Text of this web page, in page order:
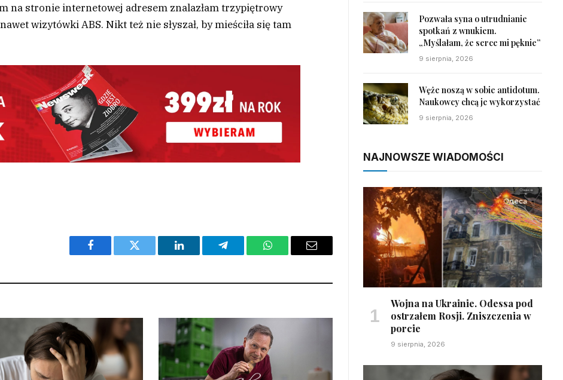
na stronie internetowej adresem znalazłam trzypiętrowy
wizytówki ABS. Nikt też nie słyszał, by mieściła się tam
Facebook Twitter LinkedIn Telegram WhatsAppEmail
Pozwała syna o utrudnianie
spotkań z wnukiem.
„Myślałam, że serce mi pęknie”
9 sierpnia, 2026
Węże noszą w sobie antidotum.
Naukowcy chcą je wykorzystać
9 sierpnia, 2026
NAJNOWSZE WIADOMOŚCI
Wojna na Ukrainie. Odessa pod
ostrzałem Rosji. Zniszczenia w
porcie
9 sierpnia, 2026